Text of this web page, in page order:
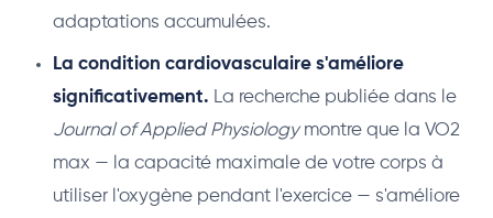
adaptations accumulées.
La condition cardiovasculaire s'améliore
significativement. La recherche publiée dans le
Journal of Applied Physiologymontre que la VO2
max — la capacité maximale de votre corps à
utiliser l'oxygène pendant l'exercice — s'améliore